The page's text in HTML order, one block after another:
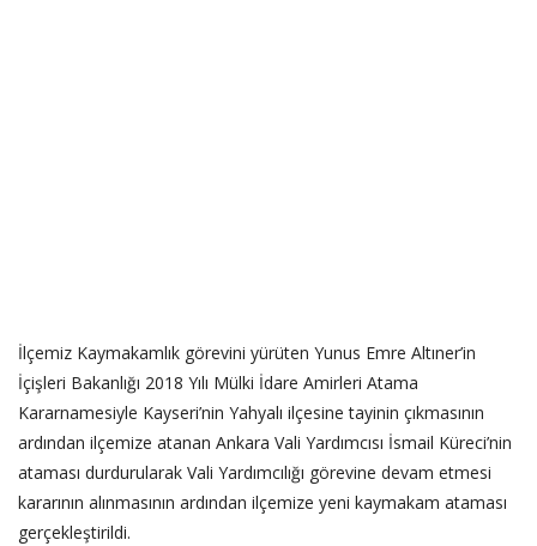
İlçemiz Kaymakamlık görevini yürüten Yunus Emre Altıner’in
İçişleri Bakanlığı 2018 Yılı Mülki İdare Amirleri Atama
Kararnamesiyle Kayseri’nin Yahyalı ilçesine tayinin çıkmasının
ardından ilçemize atanan Ankara Vali Yardımcısı İsmail Küreci’nin
ataması durdurularak Vali Yardımcılığı görevine devam etmesi
kararının alınmasının ardından ilçemize yeni kaymakam ataması
gerçekleştirildi.